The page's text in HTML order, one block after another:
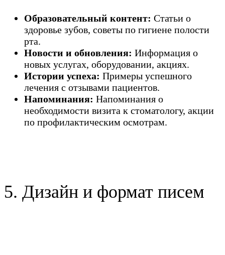
Образовательный контент: Статьи о
здоровье зубов, советы по гигиене полости
рта.
Новости и обновления: Информация о
новых услугах, оборудовании, акциях.
Истории успеха: Примеры успешного
лечения с отзывами пациентов.
Напоминания: Напоминания о
необходимости визита к стоматологу, акции
по профилактическим осмотрам.
5. Дизайн и формат писем